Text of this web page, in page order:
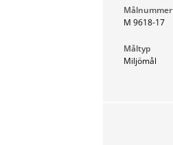
Målnummer
M 9618-17
Måltyp
Miljömål